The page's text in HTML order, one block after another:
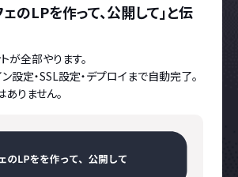
ェのLPを作って、公開して」と伝
が全部やります。
ン設定・SSL設定・デプロイまで自動完了。
りません。